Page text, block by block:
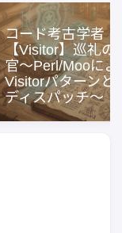
コード考古学者
【Visitor】巡礼の
官〜Perl/Mooによ
Visitorパターンと
ディスパッチ〜